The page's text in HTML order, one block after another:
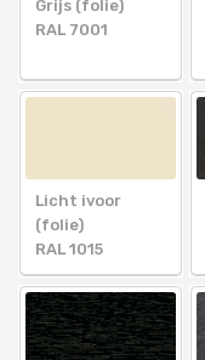
Grijs (folie)
RAL 7001
Licht ivoor
(folie)
RAL 1015